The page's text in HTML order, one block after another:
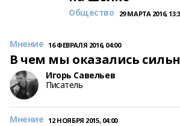
Общество 29 МАРТА 2016,
В чем мы оказались
Мнение 16 ФЕВРАЛЯ 2016, 04:00
Игорь Савельев
Писатель
Мнение 12 НОЯБРЯ 2015, 04:00